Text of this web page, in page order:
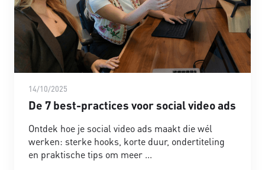
14/10/2025
De 7 best-practices voor social video ads
Ontdek hoe je social video ads maakt die wél
werken: sterke hooks, korte duur, ondertiteling
en praktische tips om meer